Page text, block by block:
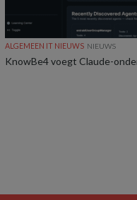
ALGEMEEN IT NIEUWS NIEUWS
KnowBe4 voegt Claude-